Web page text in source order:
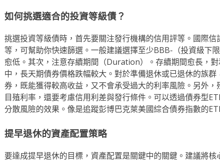
如何挑選適合的投資等級債？
挑選投資等級債時，首先要關注發行機構的信用評等。國際
等，可幫助你快速篩選。一般建議選擇至少BBB-（投資級下
愈低。其次，注意存續期間（Duration）。存續期間愈長，
中，長天期債券價格跌幅較大。對於準備退休或已退休的族
券，既能獲得較高收益，又不會承受過大的利率風險。另外
目殖利率，還要考慮信用利差與發行條件。可以透過債券型
分散風險的效果。像是追蹤彭博巴克萊美國綜合債券指數的
提早退休的資產配置策略
要達成提早退休的目標，資產配置是關鍵中的關鍵。建議將